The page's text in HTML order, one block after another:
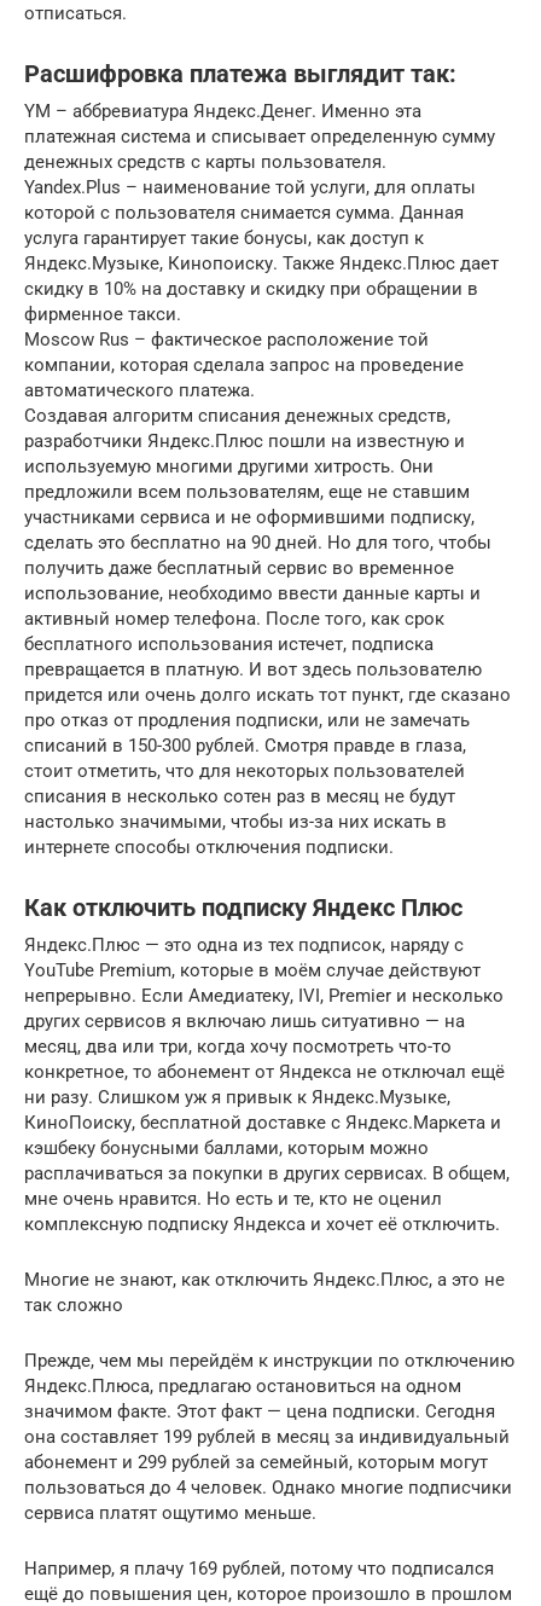
отписаться.
Расшифровка платежа выглядит так:
YM – аббревиатура Яндекс.Денег. Именно эта
платежная система и списывает определенную сумму
денежных средств с карты пользователя.
Yandex.Plus – наименование той услуги, для оплаты
которой с пользователя снимается сумма. Данная
услуга гарантирует такие бонусы, как доступ к
Яндекс.Музыке, Кинопоиску. Также Яндекс.Плюс дает
скидку в 10% на доставку и скидку при обращении в
фирменное такси.
Moscow Rus – фактическое расположение той
компании, которая сделала запрос на проведение
автоматического платежа.
Создавая алгоритм списания денежных средств,
разработчики Яндекс.Плюс пошли на известную и
используемую многими другими хитрость. Они
предложили всем пользователям, еще не ставшим
участниками сервиса и не оформившими подписку,
сделать это бесплатно на 90 дней. Но для того, чтобы
получить даже бесплатный сервис во временное
использование, необходимо ввести данные карты и
активный номер телефона. После того, как срок
бесплатного использования истечет, подписка
превращается в платную. И вот здесь пользователю
придется или очень долго искать тот пункт, где сказано
про отказ от продления подписки, или не замечать
списаний в 150-300 рублей. Смотря правде в глаза,
стоит отметить, что для некоторых пользователей
списания в несколько сотен раз в месяц не будут
настолько значимыми, чтобы из-за них искать в
интернете способы отключения подписки.
Как отключить подписку Яндекс Плюс
Яндекс.Плюс — это одна из тех подписок, наряду с
YouTube Premium, которые в моём случае действуют
непрерывно. Если Амедиатеку, IVI, Premier и несколько
других сервисов я включаю лишь ситуативно — на
месяц, два или три, когда хочу посмотреть что-то
конкретное, то абонемент от Яндекса не отключал ещё
ни разу. Слишком уж я привык к Яндекс.Музыке,
КиноПоиску, бесплатной доставке с Яндекс.Маркета и
кэшбеку бонусными баллами, которым можно
расплачиваться за покупки в других сервисах. В общем,
мне очень нравится. Но есть и те, кто не оценил
комплексную подписку Яндекса и хочет её отключить.
Многие не знают, как отключить Яндекс.Плюс, а это не
так сложно
Прежде, чем мы перейдём к инструкции по отключению
Яндекс.Плюса, предлагаю остановиться на одном
значимом факте. Этот факт — цена подписки. Сегодня
она составляет 199 рублей в месяц за индивидуальный
абонемент и 299 рублей за семейный, которым могут
пользоваться до 4 человек. Однако многие подписчики
сервиса платят ощутимо меньше.
Например, я плачу 169 рублей, потому что подписался
ещё до повышения цен, которое произошло в прошлом